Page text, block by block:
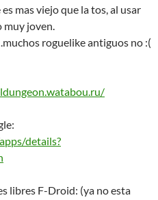
mas viejo que la tos, al usar
muy joven.
roguelike antiguos no :(
details?
libres F-Droid: (ya no esta